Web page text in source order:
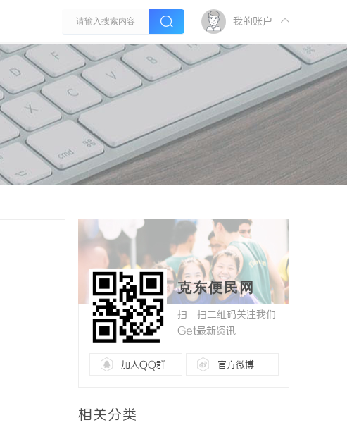
我的账户
克东便民网
扫一扫二维码关注我们
Get最新资讯
加入QQ群 官方微博
相关分类